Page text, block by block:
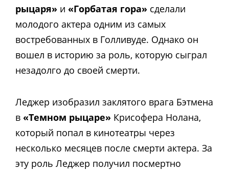
рыцаря» и «Горбатая гора» сделали
молодого актера одним из самых
востребованных в Голливуде. Однако он
вошел в историю за роль, которую сыграл
незадолго до своей смерти.
Леджер изобразил заклятого врага Бэтмена
в «Темном рыцаре» Крисофера Нолана,
который попал в кинотеатры через
несколько месяцев после смерти актера. За
эту роль Леджер получил посмертно